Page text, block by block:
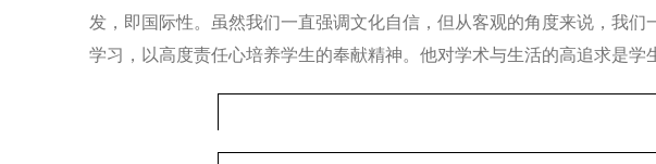
发，即国际性。虽然我们一直强调文化自信，但从客观的角度来说，我
学习，以高度责任心培养学生的奉献精神。他对学术与生活的高追求是